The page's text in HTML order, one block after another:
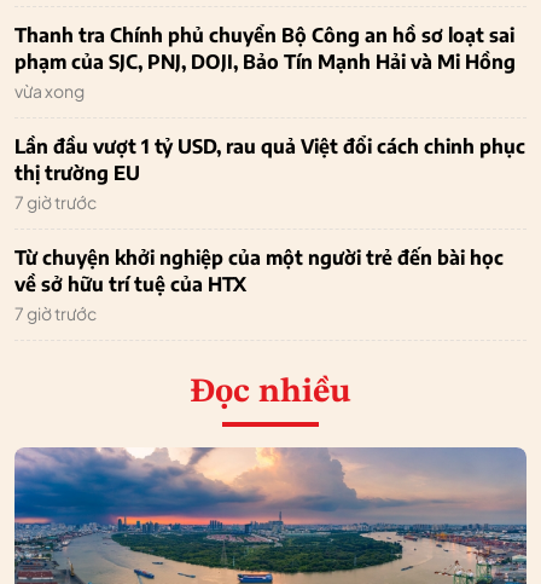
Thanh tra Chính phủ chuyển Bộ Công an hồ sơ loạt sai
phạm của SJC, PNJ, DOJI, Bảo Tín Mạnh Hải và Mi Hồng
vừa xong
Lần đầu vượt 1 tỷ USD, rau quả Việt đổi cách chinh phục
thị trường EU
7 giờ trước
Từ chuyện khởi nghiệp của một người trẻ đến bài học
về sở hữu trí tuệ của HTX
7 giờ trước
Đọc nhiều